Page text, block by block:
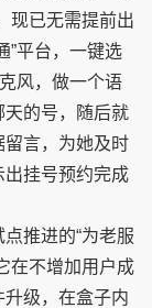
现已无需提前出
”平台，一键选
风，做一个语
的号，随后就
留言，为她及时
挂号预约完成
推进的“为老服
在不增加用户成
级，在盒子内